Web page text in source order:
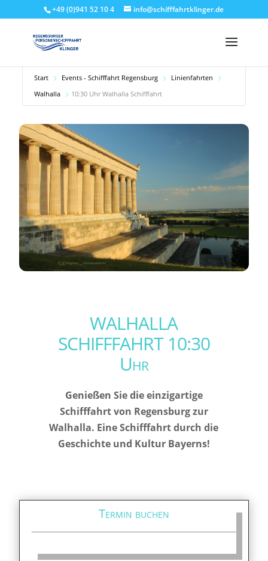
+49 (0)941 52 10 4 info@schifffahrtklinger.de
Start Events - Schifffahrt Regensburg
Linienfahrten
Walhalla
10:30 Uhr Walhalla Schifffahrt
WALHALLA
SCHIFFFAHRT 10:30
Uhr
Genießen Sie die einzigartige
Schifffahrt von Regensburg zur
Walhalla. Eine Schifffahrt durch die
Geschichte und Kultur Bayerns!
Termin buchen